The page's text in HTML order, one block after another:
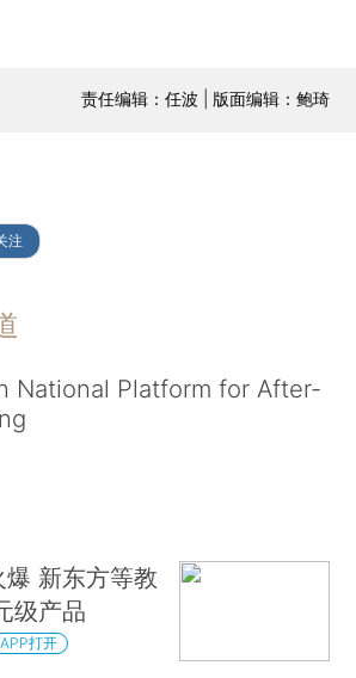
责任编辑：任波 | 版面编辑：鲍琦
注
National Platform for After-
爆 新东方等教
级产品
APP打开